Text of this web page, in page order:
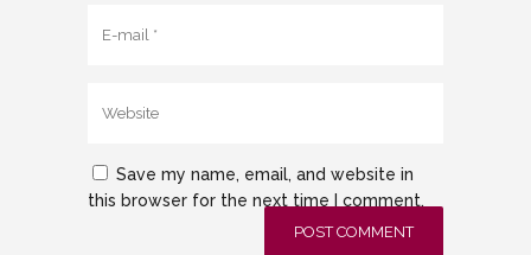
Save my name, email, and website in
this browser for the next time I comment.